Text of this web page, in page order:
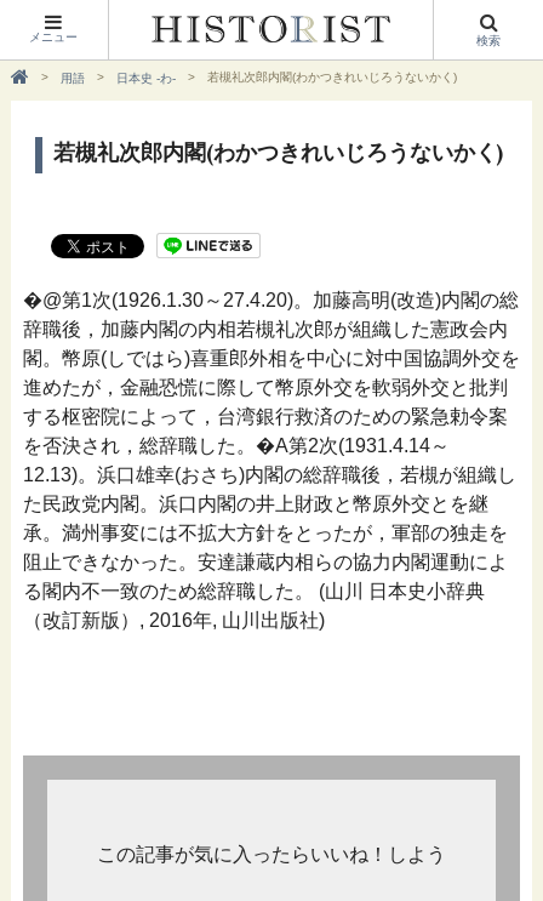
メニュー 検索
用語 日本史 -わ- 若槻礼次郎内閣(わかつきれいじろうないかく)
若槻礼次郎内閣(わかつきれいじろうないかく)
�@第1次(1926.1.30～27.4.20)。加藤高明(改造)内閣の総
辞職後，加藤内閣の内相若槻礼次郎が組織した憲政会内
閣。幣原(しではら)喜重郎外相を中心に対中国協調外交を
進めたが，金融恐慌に際して幣原外交を軟弱外交と批判
する枢密院によって，台湾銀行救済のための緊急勅令案
を否決され，総辞職した。�A第2次(1931.4.14～
12.13)。浜口雄幸(おさち)内閣の総辞職後，若槻が組織し
た民政党内閣。浜口内閣の井上財政と幣原外交とを継
承。満州事変には不拡大方針をとったが，軍部の独走を
阻止できなかった。安達謙蔵内相らの協力内閣運動によ
る閣内不一致のため総辞職した。 (山川 日本史小辞典
（改訂新版）, 2016年, 山川出版社)
この記事が気に入ったらいいね！しよう